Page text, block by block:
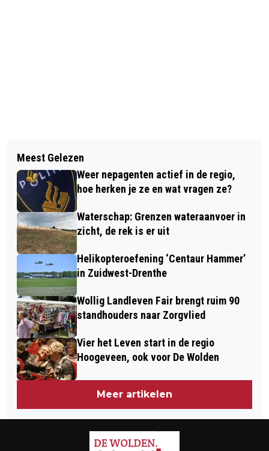
FEESTELIJKE OPENING BIBLIOTHEEK
OP SCHOOL IN RUINERWOLD
LUCHIEN EN GRIETJE KOLK UIT
RUINEN VIEREN BRILJANTEN
BRUILOFT
Meest Gelezen
Weer nepagenten actief in de regio,
hoe herken je ze en wat vragen ze?
Waterschap: Grenzen wateraanvoer in
zicht, de rek is er uit
Helikopteroefening ‘Centaur Hammer’
in Zuidwest-Drenthe
Wollig Landleven Fair brengt ruim 90
standhouders naar Zorgvlied
Vier het Leven start in de regio
Hoogeveen, ook voor De Wolden
Meer artikelen